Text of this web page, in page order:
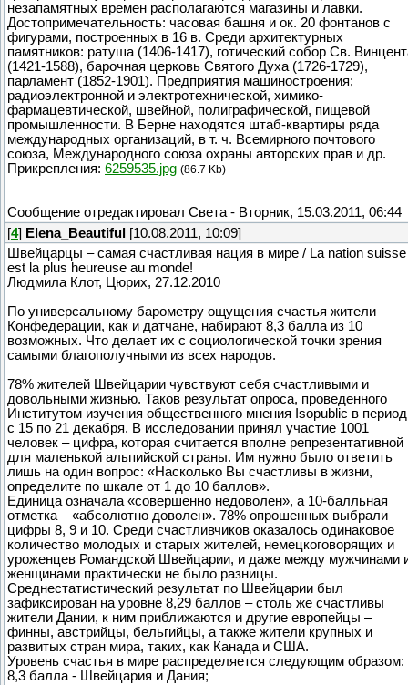
незапамятных времен располагаются магазины и лавки.
Достопримечательность: часовая башня и ок. 20 фонтанов с
фигурами, построенных в 16 в. Среди архитектурных
памятников: ратуша (1406-1417), готический собор Св.
(1421-1588), барочная церковь Святого Духа (1726-1729),
парламент (1852-1901). Предприятия машиностроения;
радиоэлектронной и электротехнической, химико-
фармацевтической, швейной, полиграфической, пищевой
промышленности. В Берне находятся штаб-квартиры ряда
международных организаций, в т. ч. Всемирного почтового
союза, Международного союза охраны авторских прав и др.
Прикрепления: 6259535.jpg (86.7 Kb)
Сообщение отредактировал Света - Вторник, 15.03.2011, 06:44
[4] Elena_Beautiful
[10.08.2011, 10:09]
Швейцарцы – самая счастливая нация в мире / La nation suisse
est la plus heureuse au monde!
Людмила Клот, Цюрих, 27.12.2010
По универсальному барометру ощущения счастья жители
Конфедерации, как и датчане, набирают 8,3 балла из 10
возможных. Что делает их с социологической точки зрения
самыми благополучными из всех народов.
78% жителей Швейцарии чувствуют себя счастливыми и
довольными жизнью. Таков результат опроса, проведенного
Институтом изучения общественного мнения Isopublic в период
с 15 по 21 декабря. В исследовании принял участие 1001
человек – цифра, которая считается вполне репрезентативной
для маленькой альпийской страны. Им нужно было ответить
лишь на один вопрос: «Насколько Вы счастливы в жизни,
определите по шкале от 1 до 10 баллов».
Единица означала «совершенно недоволен», а 10-балльная
отметка – «абсолютно доволен». 78% опрошенных выбрали
цифры 8, 9 и 10. Среди счастливчиков оказалось одинаковое
количество молодых и старых жителей, немецкоговорящих и
уроженцев Романдской Швейцарии, и даже между мужчинами
женщинами практически не было разницы.
Среднестатистический результат по Швейцарии был
зафиксирован на уровне 8,29 баллов – столь же счастливы
жители Дании, к ним приближаются и другие европейцы –
финны, австрийцы, бельгийцы, а также жители крупных и
развитых стран мира, таких, как Канада и США.
Уровень счастья в мире распределяется следующим образом:
8,3 балла - Швейцария и Дания;